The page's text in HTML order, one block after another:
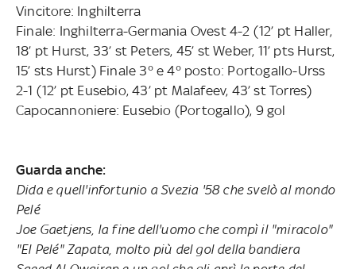
Vincitore: Inghilterra
Finale: Inghilterra-Germania Ovest 4-2 (12’ pt Haller,
18’ pt Hurst, 33’ st Peters, 45’ st Weber, 11’ pts Hurst,
15’ sts Hurst) Finale 3° e 4° posto: Portogallo-Urss
2-1 (12’ pt Eusebio, 43’ pt Malafeev, 43’ st Torres)
Capocannoniere: Eusebio (Portogallo), 9 gol
Guarda anche:
Dida e quell'infortunio a Svezia '58 che svelò al mondo
Pelé
Joe Gaetjens, la fine dell'uomo che compì il "miracolo"
"El Pelé" Zapata, molto più del gol della bandiera